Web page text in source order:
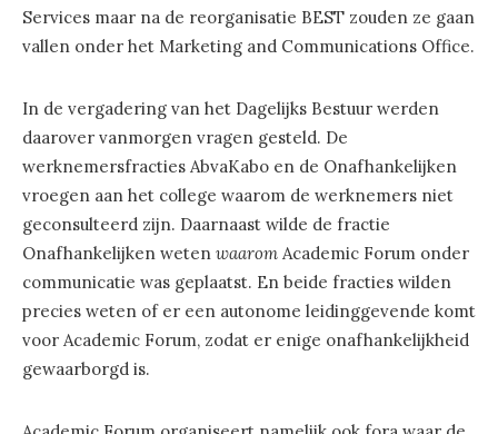
Services maar na de reorganisatie BEST zouden ze gaan
vallen onder het Marketing and Communications Office.
In de vergadering van het Dagelijks Bestuur werden
daarover vanmorgen vragen gesteld. De
werknemersfracties AbvaKabo en de Onafhankelijken
vroegen aan het college waarom de werknemers niet
geconsulteerd zijn. Daarnaast wilde de fractie
Onafhankelijken weten waarom Academic Forum onder
communicatie was geplaatst. En beide fracties wilden
precies weten of er een autonome leidinggevende komt
voor Academic Forum, zodat er enige onafhankelijkheid
gewaarborgd is.